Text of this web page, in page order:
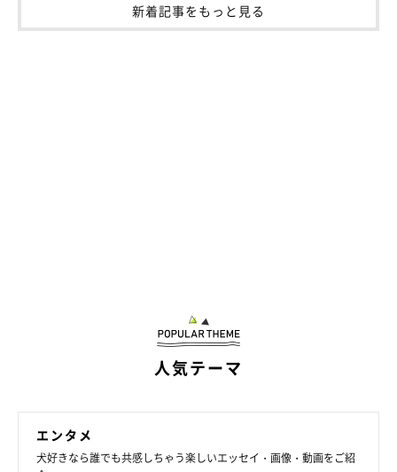
新着記事をもっと見る
人気テーマ
エンタメ
犬好きなら誰でも共感しちゃう楽しいエッセイ・画像・動画をご紹